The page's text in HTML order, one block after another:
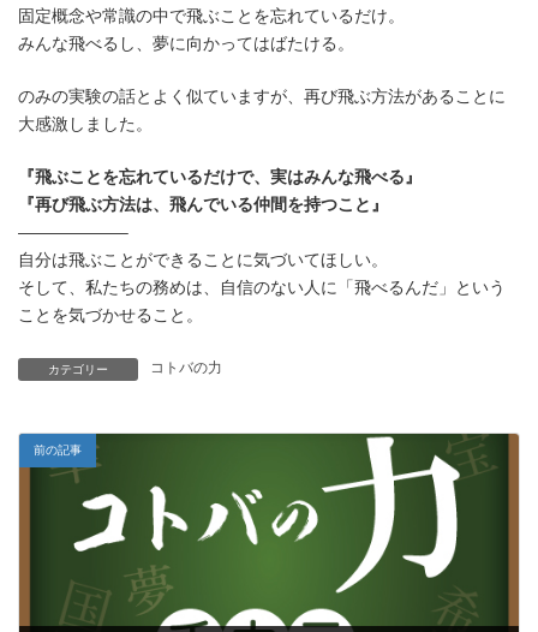
固定概念や常識の中で飛ぶことを忘れているだけ。
みんな飛べるし、夢に向かってはばたける。
のみの実験の話とよく似ていますが、再び飛ぶ方法があることに
大感激しました。
『飛ぶことを忘れているだけで、実はみんな飛べる』
『再び飛ぶ方法は、飛んでいる仲間を持つこと』
——————–
自分は飛ぶことができることに気づいてほしい。
そして、私たちの務めは、自信のない人に「飛べるんだ」という
ことを気づかせること。
カテゴリー コトバの力
前の記事